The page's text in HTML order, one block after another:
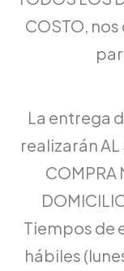
COSTO,
La entrega
realizarán AL
COMPRA
Tiempos de
hábiles